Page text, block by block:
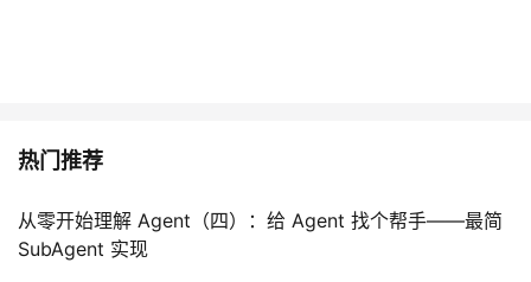
热门推荐
从零开始理解 Agent（四）：给 Agent 找个帮手——最简
SubAgent 实现